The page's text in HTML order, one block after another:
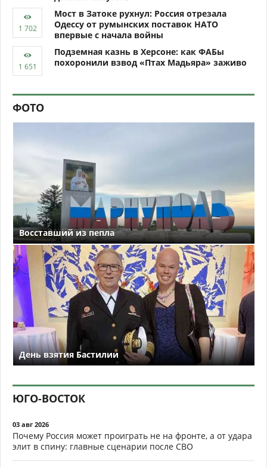
Мост в Затоке рухнул: Россия отрезала
Одессу от румынских поставок НАТО
впервые с начала войны
Подземная казнь в Херсоне: как ФАБы
похоронили взвод «Птах Мадьяра» заживо
ФОТО
Восставший из пепла
День взятия Бастилии
ЮГО-ВОСТОК
03 авг 2026
Почему Россия может проиграть не на фронте, а от удара
элит в спину: главные сценарии после СВО